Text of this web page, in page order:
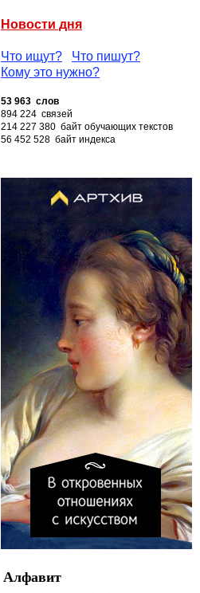
Новости дня
Что ищут?
Что пишут?
Кому это нужно?
53 963 слов
894 224 связей
214 227 380 байт обучающих текстов
56 452 528 байт индекса
Алфавит